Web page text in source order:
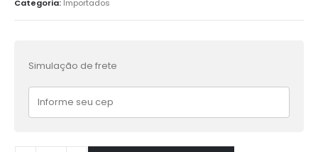
Categoria: Importados
Simulação de frete